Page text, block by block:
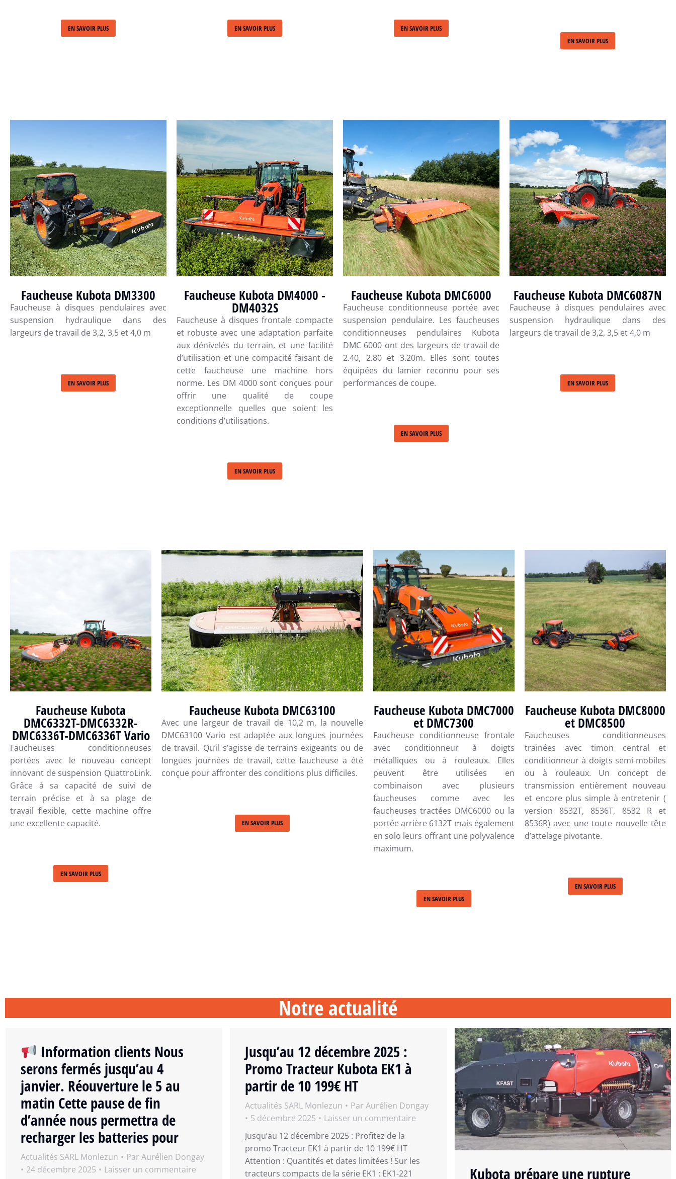
EN SAVOIR PLUS EN SAVOIR PLUS EN SAVOIR PLUS
EN SAVOIR PLUS
Faucheuse Kubota DM3300
Faucheuse à disques pendulaires avec
suspension hydraulique dans des
largeurs de travail de 3,2, 3,5 et 4,0 m
EN SAVOIR PLUS
Faucheuse Kubota DM4000 -
DM4032S
Faucheuse à disques frontale compacte
et robuste avec une adaptation parfaite
aux dénivelés du terrain, et une facilité
d’utilisation et une compacité faisant de
cette faucheuse une machine hors
norme. Les DM 4000 sont conçues pour
offrir une qualité de coupe
exceptionnelle quelles que soient les
conditions d’utilisations.
EN SAVOIR PLUS
Faucheuse Kubota DMC6000
Faucheuse conditionneuse portée avec
suspension pendulaire. Les faucheuses
conditionneuses pendulaires Kubota
DMC 6000 ont des largeurs de travail de
2.40, 2.80 et 3.20m. Elles sont toutes
équipées du lamier reconnu pour ses
performances de coupe.
EN SAVOIR PLUS
Faucheuse Kubota DMC6087N
Faucheuse à disques pendulaires avec
suspension hydraulique dans des
largeurs de travail de 3,2, 3,5 et 4,0 m
EN SAVOIR PLUS
Faucheuse Kubota
DMC6332T-DMC6332R-
DMC6336T-DMC6336T Vario
Faucheuses conditionneuses
portées avec le nouveau concept
innovant de suspension QuattroLink.
Grâce à sa capacité de suivi de
terrain précise et à sa plage de
travail flexible, cette machine offre
une excellente capacité.
EN SAVOIR PLUS
Faucheuse Kubota DMC63100
Avec une largeur de travail de 10,2 m, la nouvelle
DMC63100 Vario est adaptée aux longues journées
de travail. Qu’il s’agisse de terrains exigeants ou de
longues journées de travail, cette faucheuse a été
conçue pour affronter des conditions plus difficiles.
EN SAVOIR PLUS
Faucheuse Kubota DMC7000
et DMC7300
Faucheuse conditionneuse frontale
avec conditionneur à doigts
métalliques ou à rouleaux. Elles
peuvent être utilisées en
combinaison avec plusieurs
faucheuses comme avec les
faucheuses tractées DMC6000 ou la
portée arrière 6132T mais également
en solo leurs offrant une polyvalence
maximum.
EN SAVOIR PLUS
Faucheuse Kubota DMC8000
et DMC8500
Faucheuses conditionneuses
trainées avec timon central et
conditionneur à doigts semi-mobiles
ou à rouleaux. Un concept de
transmission entièrement nouveau
et encore plus simple à entretenir (
version 8532T, 8536T, 8532 R et
8536R) avec une toute nouvelle tête
d’attelage pivotante.
EN SAVOIR PLUS
Notre actualité
Information clients Nous
serons fermés jusqu’au 4
janvier. Réouverture le 5 au
matin Cette pause de fin
d’année nous permettra de
recharger les batteries pour
Actualités SARL Monlezun Par Aurélien Dongay
24 décembre 2025
Laisser un commentaire
Jusqu’au 12 décembre 2025 :
Promo Tracteur Kubota EK1 à
partir de 10 199€ HT
Actualités SARL Monlezun ParAurélien Dongay
5 décembre 2025
Laisser un commentaire
Jusqu’au 12 décembre 2025 : Profitez de la
promo Tracteur EK1 à partir de 10 199€ HT
Attention : Quantités et dates limitées ! Sur les
tracteurs compacts de la série EK1 : EK1-221
Kubota prépare une rupture